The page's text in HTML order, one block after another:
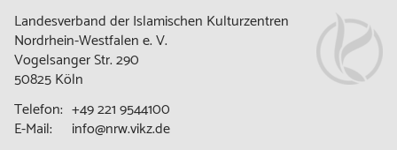
Landesverband der Islamischen Kulturzentren
Nordrhein-Westfalen e. V.
Vogelsanger Str. 290
50825 Köln
Telefon: +49 221 9544100
E-Mail:
info@nrw.vikz.de